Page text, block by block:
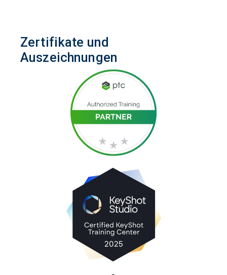
Zertifikate und
Auszeichnungen